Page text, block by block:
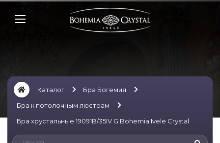
Каталог
Бра Богемия
Бра к потолочным люстрам
Бра хрустальные 19091B/35IV G Bohemia Ivele Crystal